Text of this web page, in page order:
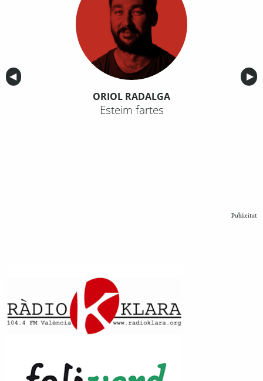
Anterior
◀︎ ▶︎
ORIOL RADALGA
Esteim fartes
Publicitat